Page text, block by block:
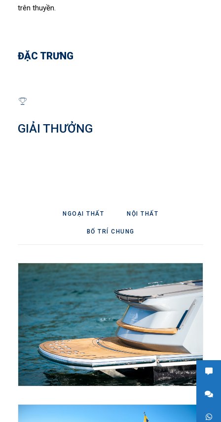
trên thuyền.
ĐẶC TRƯNG
GIẢI THƯỞNG
NGOẠI THẤT NỘI THẤT
BỐ TRÍ CHUNG